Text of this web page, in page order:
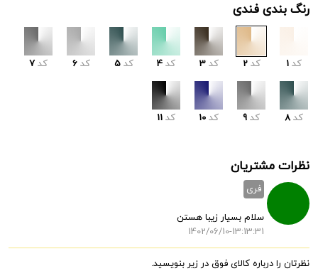
رنگ بندی فندی
کد 1 کد 2 کد 3 کد 4 کد 5 کد 6 کد 7
کد 8 کد 9 کد 10 کد 11
نظرات مشتریان
فری
سلام بسیار زیبا هستن
1402/06/10-13:13:31
نظرتان را درباره کالای فوق در زیر بنویسید.